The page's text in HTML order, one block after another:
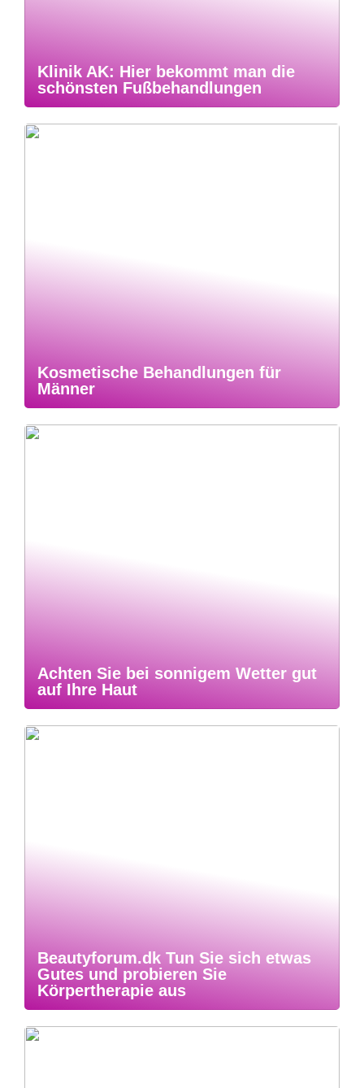
Klinik AK: Hier bekommt man die
schönsten Fußbehandlungen
Kosmetische Behandlungen für
Männer
Achten Sie bei sonnigem Wetter gut
auf Ihre Haut
Beautyforum.dk Tun Sie sich etwas
Gutes und probieren Sie
Körpertherapie aus